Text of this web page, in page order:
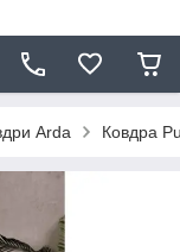
Arda Ковдра